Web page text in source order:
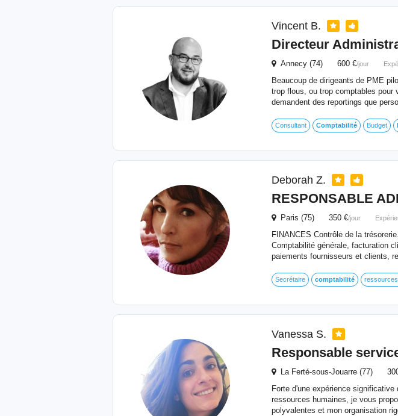
Vincent B.
Directeur
Annecy (74) 600 €/jour
Beaucoup de dirigeants de PME
trop flous, ou trop comptables pour
demandent des reportings que
Consultant Comptabilité Budget
Deborah Z.
RESPONSABLE
Paris (75) 350 €/jour
FINANCES Contrôle de la
Comptabilité générale, facturation
paiements fournisseurs et clients,
Secrétaire comptabilité
Vanessa S.
Responsable
La Ferté-sous-Jouarre (77)
Forte d'une expérience
ressources humaines, je vous
polyvalentes et mon organisation